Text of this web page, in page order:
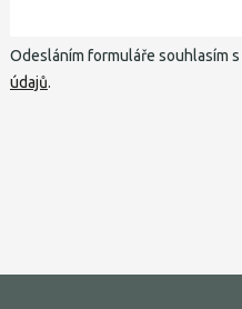
Odesláním formuláře souhlasím s
údajů.